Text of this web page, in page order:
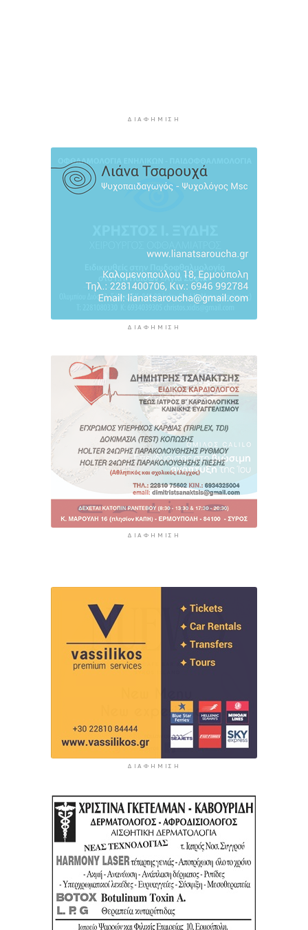
Αυξήθηκαν οι Έλληνες που αποφάσισαν να
διακόψουν το κάπνισμα
7 ώρες 24 λεπτά πρίν
ΔΙΑΦΉΜΙΣΗ
ΔΙΑΦΉΜΙΣΗ
ΔΙΑΦΉΜΙΣΗ
ΔΙΑΦΉΜΙΣΗ